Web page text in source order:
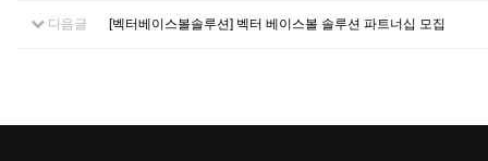
다음글 [벡터베이스볼솔루션] 벡터 베이스볼 솔루션 파트너십 모집